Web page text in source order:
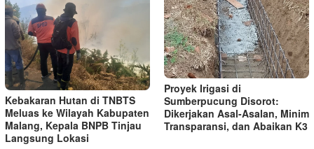
Kebakaran Hutan di TNBTS
Meluas ke Wilayah Kabupaten
Malang, Kepala BNPB Tinjau
Langsung Lokasi
Proyek Irigasi di
Sumberpucung Disorot:
Dikerjakan Asal-Asalan, Minim
Transparansi, dan Abaikan K3